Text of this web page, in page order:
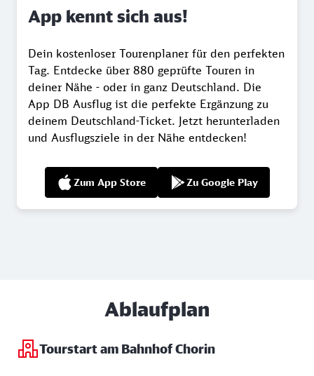
App kennt sich aus!
Dein kostenloser Tourenplaner für den perfekten
Tag. Entdecke über 880 geprüfte Touren in
deiner Nähe - oder in ganz Deutschland. Die
App DB Ausflug ist die perfekte Ergänzung zu
deinem Deutschland-Ticket. Jetzt herunterladen
und Ausflugsziele in der Nähe entdecken!
Zum App Store Zu Google Play
Ablaufplan
Tourstart am Bahnhof Chorin